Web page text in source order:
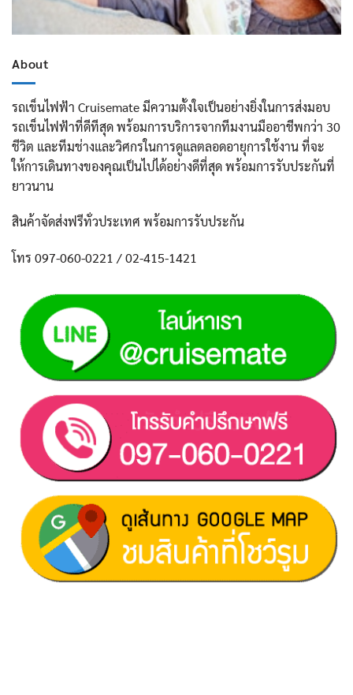
About
รถเข็นไฟฟ้า Cruisemate มีความตั้งใจเป็นอย่างยิ่งในการส่งมอบ
รถเข็นไฟฟ้าที่ดีทีสุด พร้อมการบริการจากทีมงานมืออาชีพกว่า 30
ชีวิต และทีมช่างและวิศกรในการดูแลตลอดอายุการใช้งาน ที่จะ
ให้การเดินทางของคุณเป็นไปได้อย่างดีที่สุด พร้อมการรับประกันที่
ยาวนาน
สินค้าจัดส่งฟรีทั่วประเทศ พร้อมการรับประกัน
โทร 097-060-0221 / 02-415-1421